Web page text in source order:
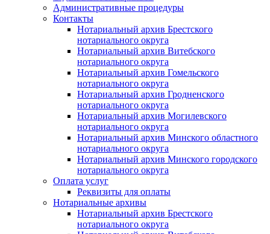
Административные процедуры
Контакты
Нотариальный архив Брестского
нотариального округа
Нотариальный архив Витебского
нотариального округа
Нотариальный архив Гомельского
нотариального округа
Нотариальный архив Гродненского
нотариального округа
Нотариальный архив Могилевского
нотариального округа
Нотариальный архив Минского областного
нотариального округа
Нотариальный архив Минского городского
нотариального округа
Оплата услуг
Реквизиты для оплаты
Нотариальные архивы
Нотариальный архив Брестского
нотариального округа